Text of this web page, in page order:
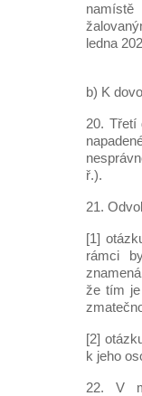
ledna
b) K
20. Třetí
ř.).
21.
[1]
rámci
že tím
[2]
k jeho
22. V